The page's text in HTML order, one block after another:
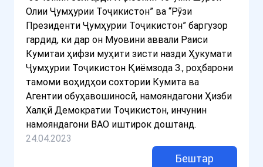
Олии Ҷумҳурии Тоҷикистон” ва “Рӯзи
Президенти Ҷумҳурии Тоҷикистон” баргузор
гардид, ки дар он Муовини аввали Раиси
Кумитаи ҳифзи муҳити зисти назди Ҳукумати
Ҷумҳурии Тоҷикистон Қиёмзода З., роҳбарони
тамоми воҳидҳои сохтории Кумита ва
Агентии обуҳавошиносӣ, намояндагони Ҳизби
Халқӣ Демократии Тоҷикистон, инчунин
намояндагони ВАО иштирок доштанд.
24.04.2023
Бештар